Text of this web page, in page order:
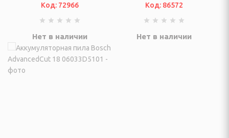
и аксессуары
скейтборды,
Код: 72966
Нет в наличии
Код: 86572
Нет в наличии